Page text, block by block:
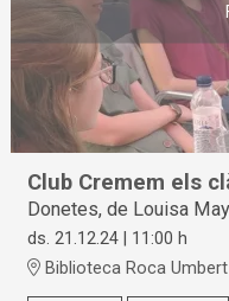
Club Cremem els
Donetes, de Louisa
ds. 21.12.24 | 11:00 h
Biblioteca Roca Umbert